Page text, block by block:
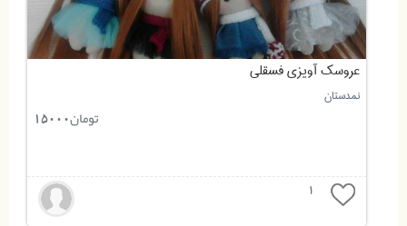
عروسک آویزی فسقلی
نمدستان
تومان15000
1